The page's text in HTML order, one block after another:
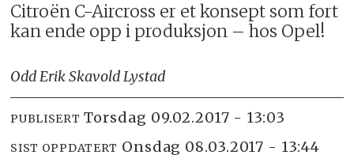
Citroën C-Aircross er et konsept som fort
kan ende opp i produksjon – hos Opel!
Odd Erik Skavold Lystad
PUBLISERT torsdag 09.02.2017 - 13:03
SIST OPPDATERT onsdag 08.03.2017 - 13:44